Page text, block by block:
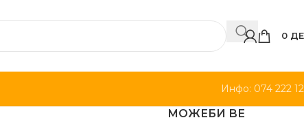
0
Инфо: 074 222
МОЖЕБИ ВЕ